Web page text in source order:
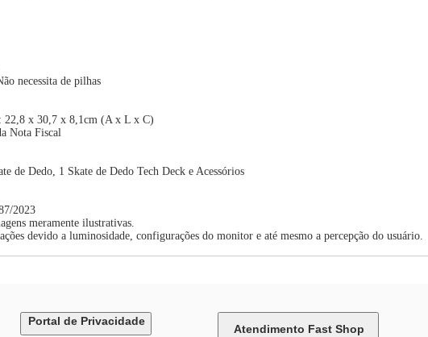
necessita de pilhas
22,8 x 30,7 x 8,1cm (A x L x C)
Nota Fiscal
de Dedo, 1 Skate de Dedo Tech Deck e Acessórios
2023
meramente ilustrativas.
devido a luminosidade, configurações do monitor e até mesmo a percepção do usuário.
Portal de Privacidade
Atendimento Fast Shop